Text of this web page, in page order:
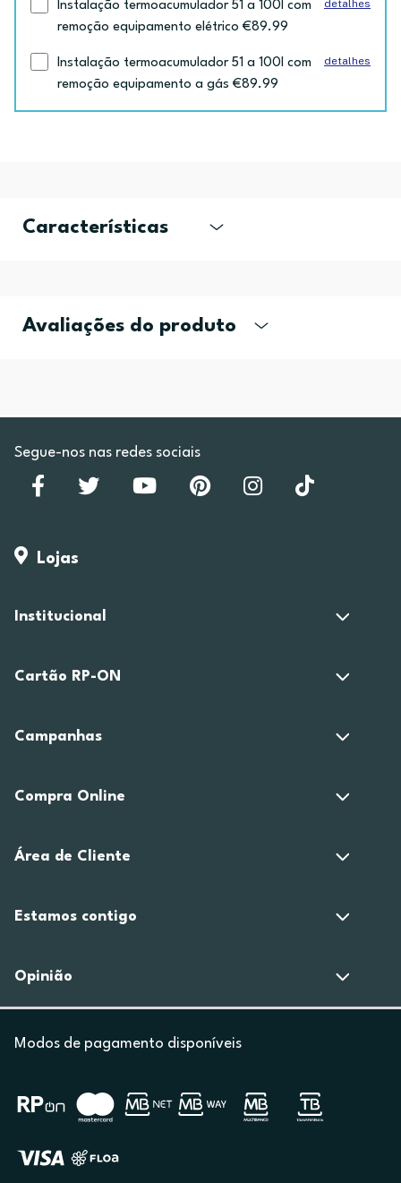
Instalação termoacumulador 51 a 100l com
remoção equipamento elétrico €89.99
detalhes
Instalação termoacumulador 51 a 100l com
remoção equipamento a gás €89.99
detalhes
Características
Avaliações do produto
Segue-nos nas redes sociais
Lojas
Institucional
Cartão RP-ON
Campanhas
Compra Online
Área de Cliente
Estamos contigo
Opinião
Modos de pagamento disponíveis